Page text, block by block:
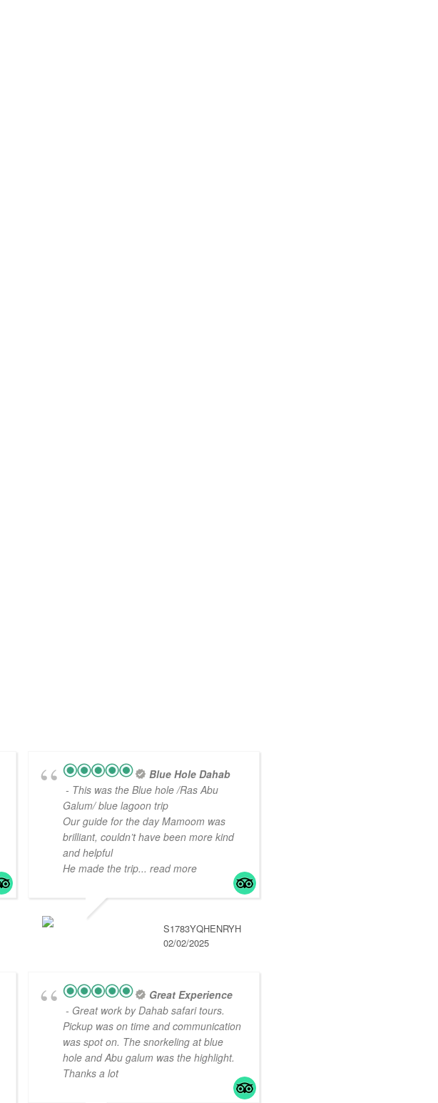
Blue Hole Dahab
- This was the Blue hole /Ras Abu
Galum/ blue lagoon trip
Our guide for the day Mamoom was
brilliant, couldn’t have been more kind
and helpful
He made the trip... read more
S1783YQHENRYH
02/02/2025
Great Experience
- Great work by Dahab safari tours.
Pickup was on time and communication
was spot on. The snorkeling at blue
hole and Abu galum was the highlight.
Thanks a lot